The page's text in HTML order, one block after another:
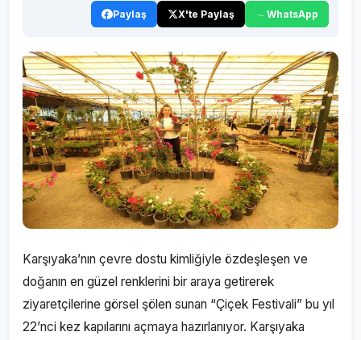
Paylaş X'te Paylaş WhatsApp
Karşıyaka’nın çevre dostu kimliğiyle özdeşleşen ve
doğanın en güzel renklerini bir araya getirerek
ziyaretçilerine görsel şölen sunan “Çiçek Festivali” bu yıl
22’nci kez kapılarını açmaya hazırlanıyor. Karşıyaka